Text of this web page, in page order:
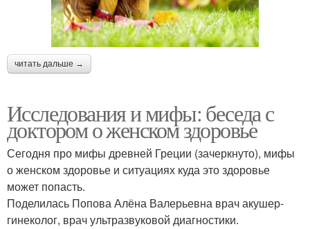
читать дальше →
Исследования и мифы: беседа с
доктором о женском здоровье
Сегодня про мифы древней Греции (зачеркнуто), мифы
о женском здоровье и ситуациях куда это здоровье
может попасть.
Поделилась Попова Алёна Валерьевна врач акушер-
гинеколог, врач ультразвуковой диагностики.